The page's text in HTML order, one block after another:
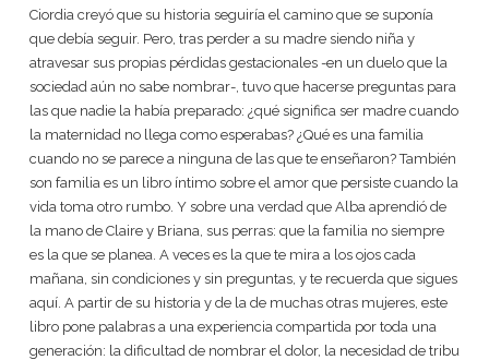
Ciordia creyó que su historia seguiría el camino que se suponía
que debía seguir. Pero, tras perder a su madre siendo niña y
atravesar sus propias pérdidas gestacionales -en un duelo que la
sociedad aún no sabe nombrar-, tuvo que hacerse preguntas para
las que nadie la había preparado: ¿qué significa ser madre cuando
la maternidad no llega como esperabas? ¿Qué es una familia
cuando no se parece a ninguna de las que te enseñaron? También
son familia es un libro íntimo sobre el amor que persiste cuando la
vida toma otro rumbo. Y sobre una verdad que Alba aprendió de
la mano de Claire y Briana, sus perras: que la familia no siempre
es la que se planea. A veces es la que te mira a los ojos cada
mañana, sin condiciones y sin preguntas, y te recuerda que sigues
aquí. A partir de su historia y de la de muchas otras mujeres, este
libro pone palabras a una experiencia compartida por toda una
generación: la dificultad de nombrar el dolor, la necesidad de tribu